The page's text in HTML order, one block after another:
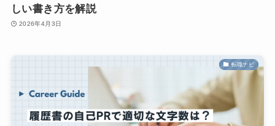
しい書き方を解説
2026年4月3日
転職ナビ